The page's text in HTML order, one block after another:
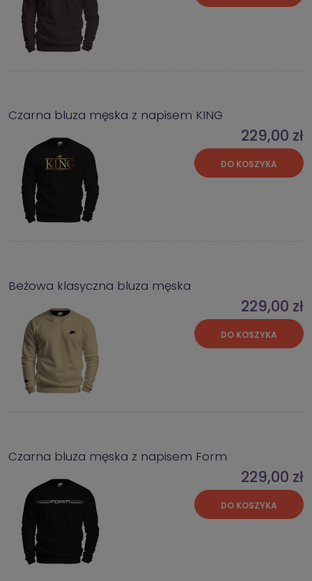
Czarna bluza męska z napisem KING
229,00 zł
DO KOSZYKA
Beżowa klasyczna bluza męska
229,00 zł
DO KOSZYKA
Czarna bluza męska z napisem Form
229,00 zł
DO KOSZYKA